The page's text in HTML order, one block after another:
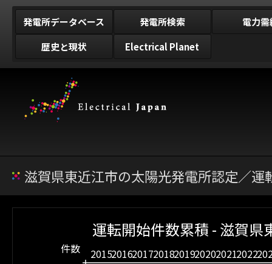
発電所データベース 発電所検索
電力需
歴史と現状
Electrical Planet
滋賀県東近江市の太陽光発電所認定／運
20152016201720182019202020212022
件数
運転開始件数累積 - 滋賀県